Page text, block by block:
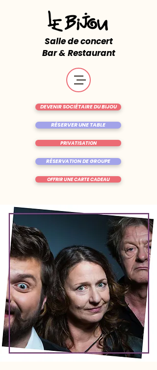
Salle de concert
Bar & Restaurant
RÉSERVER UNE TABLE
OFFRIR UNE CARTE CADEAU
DEVENIR SOCIÉTAIRE DU BIJOU
RÉSERVATION DE GROUPE
PRIVATISATION